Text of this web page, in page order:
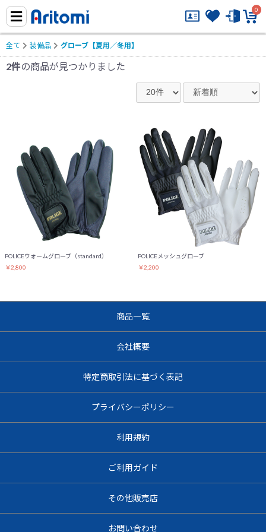
0
全て 装備品 グローブ【夏用／冬用】
2件の商品が見つかりました
POLICEウォームグローブ（standard）
￥2,800
POLICEメッシュグローブ
￥2,200
お買い物を続ける商品一覧
会社概要
特定商取引法に基づく表記
プライバシーポリシー
利用規約
ご利用ガイド
その他販売店
お問い合わせ